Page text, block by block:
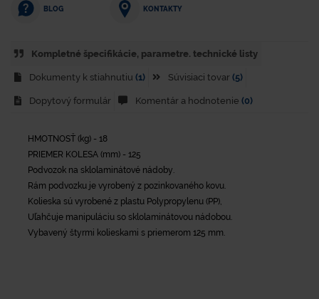
BLOG KONTAKTY
Kompletné špecifikácie, parametre. technické listy
Dokumenty k stiahnutiu (1) Súvisiaci tovar (5)
Dopytový formulár Komentár a hodnotenie (0)
HMOTNOSŤ (kg) - 18
PRIEMER KOLESA (mm) - 125
Podvozok na sklolaminátové nádoby.
Rám podvozku je vyrobený z pozinkovaného kovu.
Kolieska sú vyrobené z plastu Polypropylenu (PP),
Uľahčuje manipuláciu so sklolaminátovou nádobou.
Vybavený štyrmi kolieskami s priemerom 125 mm.